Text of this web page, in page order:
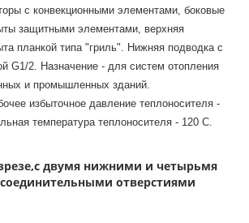
с конвекционными элементами, боковые
защитными элементами, верхняя
планкой типа "гриль". Нижняя подводка с
G1/2. Назначение - для систем отопления
и промышленных зданий.
избыточное давление теплоносителя -
температура теплоносителя - 120 С.
двумя нижними и четырьмя
отверстиями